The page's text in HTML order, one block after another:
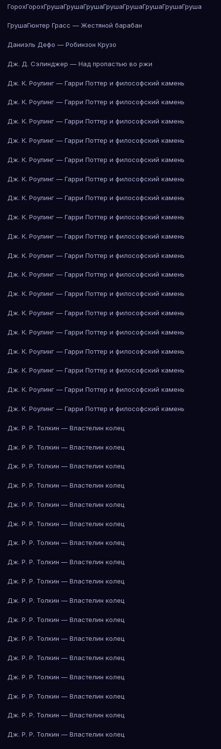
ГорохГорохГрушаГрушаГрушаГрушаГрушаГрушаГрушаГруша
ГрушаГюнтер Грасс — Жестяной барабан
Даниэль Дефо — Робинзон Крузо
Дж. Д. Сэлинджер — Над пропастью во ржи
Дж. К. Роулинг — Гарри Поттер и философский камень
Дж. К. Роулинг — Гарри Поттер и философский камень
Дж. К. Роулинг — Гарри Поттер и философский камень
Дж. К. Роулинг — Гарри Поттер и философский камень
Дж. К. Роулинг — Гарри Поттер и философский камень
Дж. К. Роулинг — Гарри Поттер и философский камень
Дж. К. Роулинг — Гарри Поттер и философский камень
Дж. К. Роулинг — Гарри Поттер и философский камень
Дж. К. Роулинг — Гарри Поттер и философский камень
Дж. К. Роулинг — Гарри Поттер и философский камень
Дж. К. Роулинг — Гарри Поттер и философский камень
Дж. К. Роулинг — Гарри Поттер и философский камень
Дж. К. Роулинг — Гарри Поттер и философский камень
Дж. К. Роулинг — Гарри Поттер и философский камень
Дж. К. Роулинг — Гарри Поттер и философский камень
Дж. К. Роулинг — Гарри Поттер и философский камень
Дж. К. Роулинг — Гарри Поттер и философский камень
Дж. К. Роулинг — Гарри Поттер и философский камень
Дж. Р. Р. Толкин — Властелин колец
Дж. Р. Р. Толкин — Властелин колец
Дж. Р. Р. Толкин — Властелин колец
Дж. Р. Р. Толкин — Властелин колец
Дж. Р. Р. Толкин — Властелин колец
Дж. Р. Р. Толкин — Властелин колец
Дж. Р. Р. Толкин — Властелин колец
Дж. Р. Р. Толкин — Властелин колец
Дж. Р. Р. Толкин — Властелин колец
Дж. Р. Р. Толкин — Властелин колец
Дж. Р. Р. Толкин — Властелин колец
Дж. Р. Р. Толкин — Властелин колец
Дж. Р. Р. Толкин — Властелин колец
Дж. Р. Р. Толкин — Властелин колец
Дж. Р. Р. Толкин — Властелин колец
Дж. Р. Р. Толкин — Властелин колец
Дж. Р. Р. Толкин — Властелин колец